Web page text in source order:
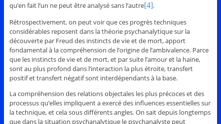
qu’en fait l’un ne peut être analysé sans l’autre[4].
Rétrospectivement, on peut voir que ces progrès techniques
considérables reposent dans la théorie psychanalytique sur la
découverte par Freud des instincts de vie et de mort, apport
fondamental à la compréhension de l’origine de l’ambivalence. Parce
que les instincts de vie et de mort, et par suite l’amour et la haine,
sont au plus profond dans l’interaction la plus étroite, transfert
positif et transfert négatif sont interdépendants à la base.
La compréhension des relations objectales les plus précoces et des
processus qu’elles impliquent a exercé des influences essentielles sur
la technique, et cela sous différents angles. On sait depuis longtemps
que dans la situation psychanalytique le psychanalyste peut